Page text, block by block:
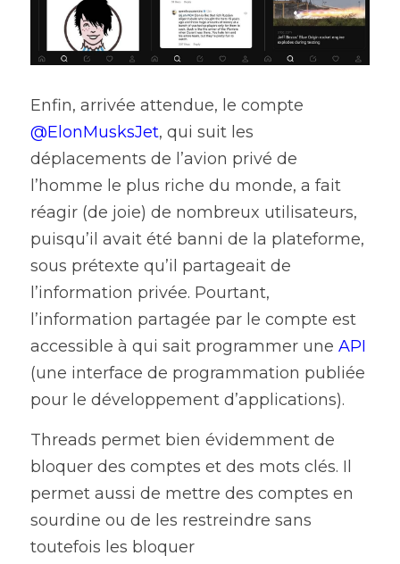
Enfin, arrivée attendue, le compte
@ElonMusksJet, qui suit les
déplacements de l’avion privé de
l’homme le plus riche du monde, a fait
réagir (de joie) de nombreux utilisateurs,
puisqu’il avait été banni de la plateforme,
sous prétexte qu’il partageait de
l’information privée. Pourtant,
l’information partagée par le compte est
accessible à qui sait programmer une API
(une interface de programmation publiée
pour le développement d’applications).
Threads permet bien évidemment de
bloquer des comptes et des mots clés. Il
permet aussi de mettre des comptes en
sourdine ou de les restreindre sans
toutefois les bloquer